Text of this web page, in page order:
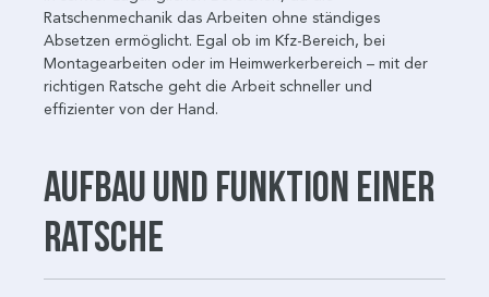
Ratschenmechanik das Arbeiten ohne ständiges
Absetzen ermöglicht. Egal ob im Kfz-Bereich, bei
Montagearbeiten oder im Heimwerkerbereich – mit der
richtigen Ratsche geht die Arbeit schneller und
effizienter von der Hand.
Aufbau und Funktion einer
Ratsche